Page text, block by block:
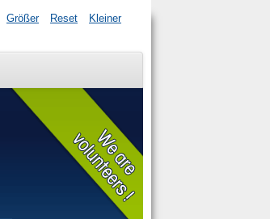
Größer Reset Kleiner